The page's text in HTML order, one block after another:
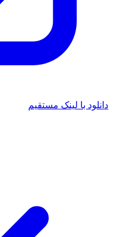
با لینک مستقیم